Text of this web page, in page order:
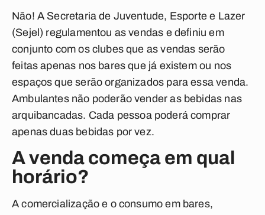
Não! A Secretaria de Juventude, Esporte e Lazer
(Sejel) regulamentou as vendas e definiu em
conjunto com os clubes que as vendas serão
feitas apenas nos bares que já existem ou nos
espaços que serão organizados para essa venda.
Ambulantes não poderão vender as bebidas nas
arquibancadas. Cada pessoa poderá comprar
apenas duas bebidas por vez.
A venda começa em qual
horário?
A comercialização e o consumo em bares,